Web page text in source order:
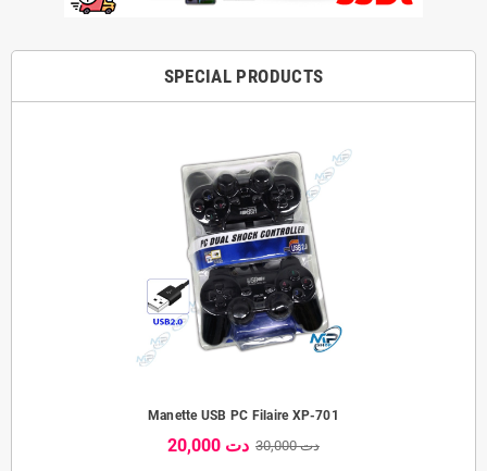
SPECIAL PRODUCTS
Manette USB PC Filaire XP-701
20,000 دت 30,000 دت